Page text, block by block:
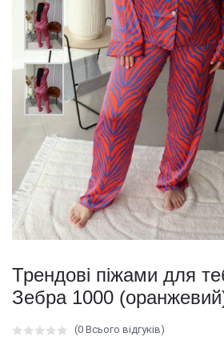
Трендові піжами для
Зебра 1000
(0 Всього відгуків)